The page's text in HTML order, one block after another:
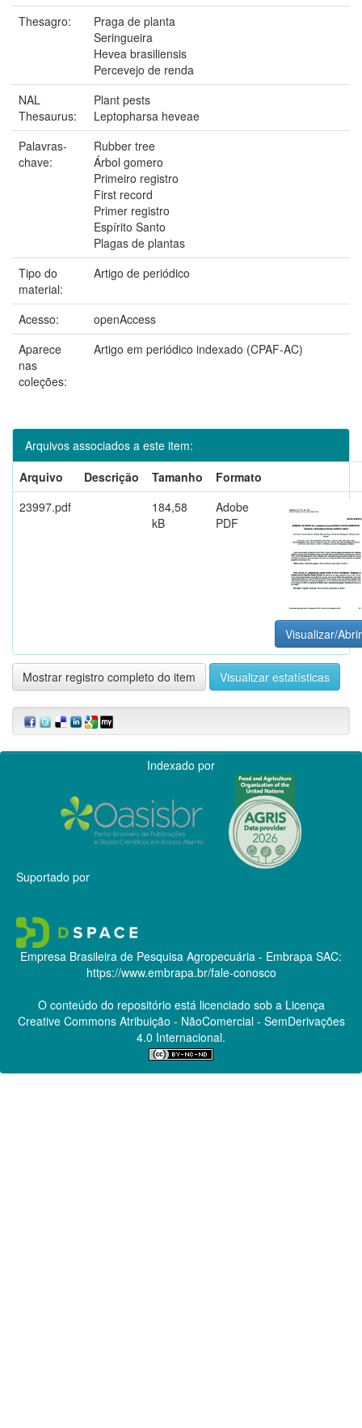
Thesagro:
Praga de planta
Seringueira
Hevea brasiliensis
Percevejo de renda
NAL
Thesaurus:
Plant pests
Leptopharsa heveae
Palavras-
chave:
Rubber tree
Árbol gomero
Primeiro registro
First record
Primer registro
Espírito Santo
Plagas de plantas
Tipo do
material:
Artigo de periódico
Acesso:
openAccess
Aparece
nas
coleções:
Artigo em periódico indexado (CPAF-AC)
Arquivos associados a este item:
Arquivo
Descrição Tamanho
Formato
23997.pdf
184,58
kB
Adobe
PDF
Visualizar/Abrir
Mostrar registro completo do item Visualizar estatísticas
Indexado por
Suportado por
Empresa Brasileira de Pesquisa Agropecuária - Embrapa SAC:
https://www.embrapa.br/fale-conosco
O conteúdo do repositório está licenciado sob a Licença
Creative CommonsAtribuição - NãoComercial - SemDerivações
4.0 Internacional.